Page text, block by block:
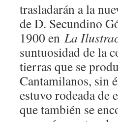
trasladarán a la
de D. Secundino
1900 en La
suntuosidad de la
tierras que se
Cantamilanos, sin
estuvo rodeada de
que también se